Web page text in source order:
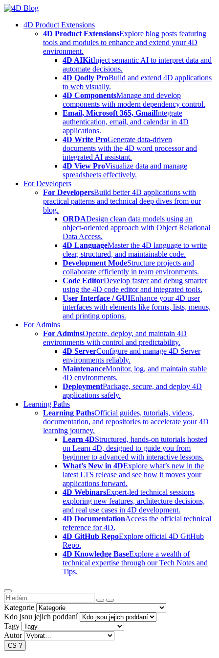
Skip
content4D Product Extensions
4D Product ExtensionsExplore blog posts featuring
tools and modules to enhance and extend your 4D
environment.
4D AIKitInject semantic AI to interpret data and
automate decisions.
4D Qodly ProBuild and extend 4D applications
to web visually.
4D ComponentsManage and develop
components with modern dependency control.
Email, Microsoft 365, GmailIntegrate
authentication, email, and calendar in 4D
applications.
4D Write ProGenerate data-driven
documents with the 4D word processor and
integrated AI assistant.
4D View ProVisualize data and manage
spreadsheets effectively.
For Developers
For DevelopersBuild better 4D applications with
practical patterns and technical deep dives from our
blog.
ORDADesign clean data models using an
object-oriented approach with Object Relational
Data Access.
4D LanguageMaster the 4D language to write
clear, structured, and maintainable code.
Development ModeStructure projects and
collaborate efficiently in team environments.
Code EditorDevelop faster and debug smarter
using the 4D code editor and integrated tools.
User Interface / GUIEnhance your 4D user
interfaces with elements like forms, lists, menus,
and printing options.
For Admins
For AdminsOperate, deploy, and maintain 4D
environments with control and predictability.
4D ServerConfigure and manage 4D Server
environments reliably.
MaintenanceMonitor, log, and maintain stable
4D environments.
DeploymentPackage, secure, and deploy 4D
applications safely.
Learning Paths
Learning PathsOfficial guides, tutorials, videos,
documentation, and repositories to accelerate your 4D
learning journey.
Learn 4DStructured, hands-on tutorials hosted
on Learn 4D, designed to guide you from
beginner to advanced with interactive lessons.
What’s New in 4DExplore what’s new in the
latest LTS release and see how it moves your
applications forward.
4D WebinarsExpert-led technical sessions
exploring new features, architecture decisions,
and real use cases in 4D development.
4D DocumentationAccess the official technical
reference for 4D.
4D GitHub RepoExplore official 4D GitHub
Repo.
4D Knowledge BaseExplore a wealth of
technical expertise through our Tech Notes and
Tips.
Kategorie
Kdo jsou jejich poddaní
Tagy
Autor
CS ?